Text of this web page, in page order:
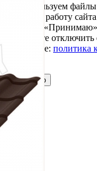
Мы используем
улучшить работу
Нажимая
Вы можете отключить
Подробнее: политика
Принимаю